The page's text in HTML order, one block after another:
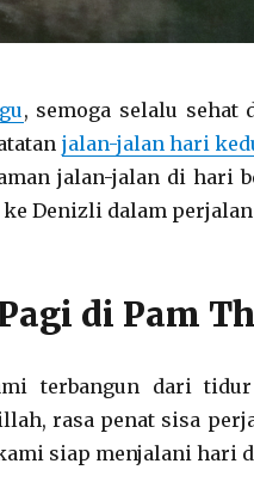
, semoga selalu sehat
jalan-jalan hari
jalan-jalan di hari
Denizli dalam
di Pam
terbangun dari
rasa penat sisa
siap menjalani hari